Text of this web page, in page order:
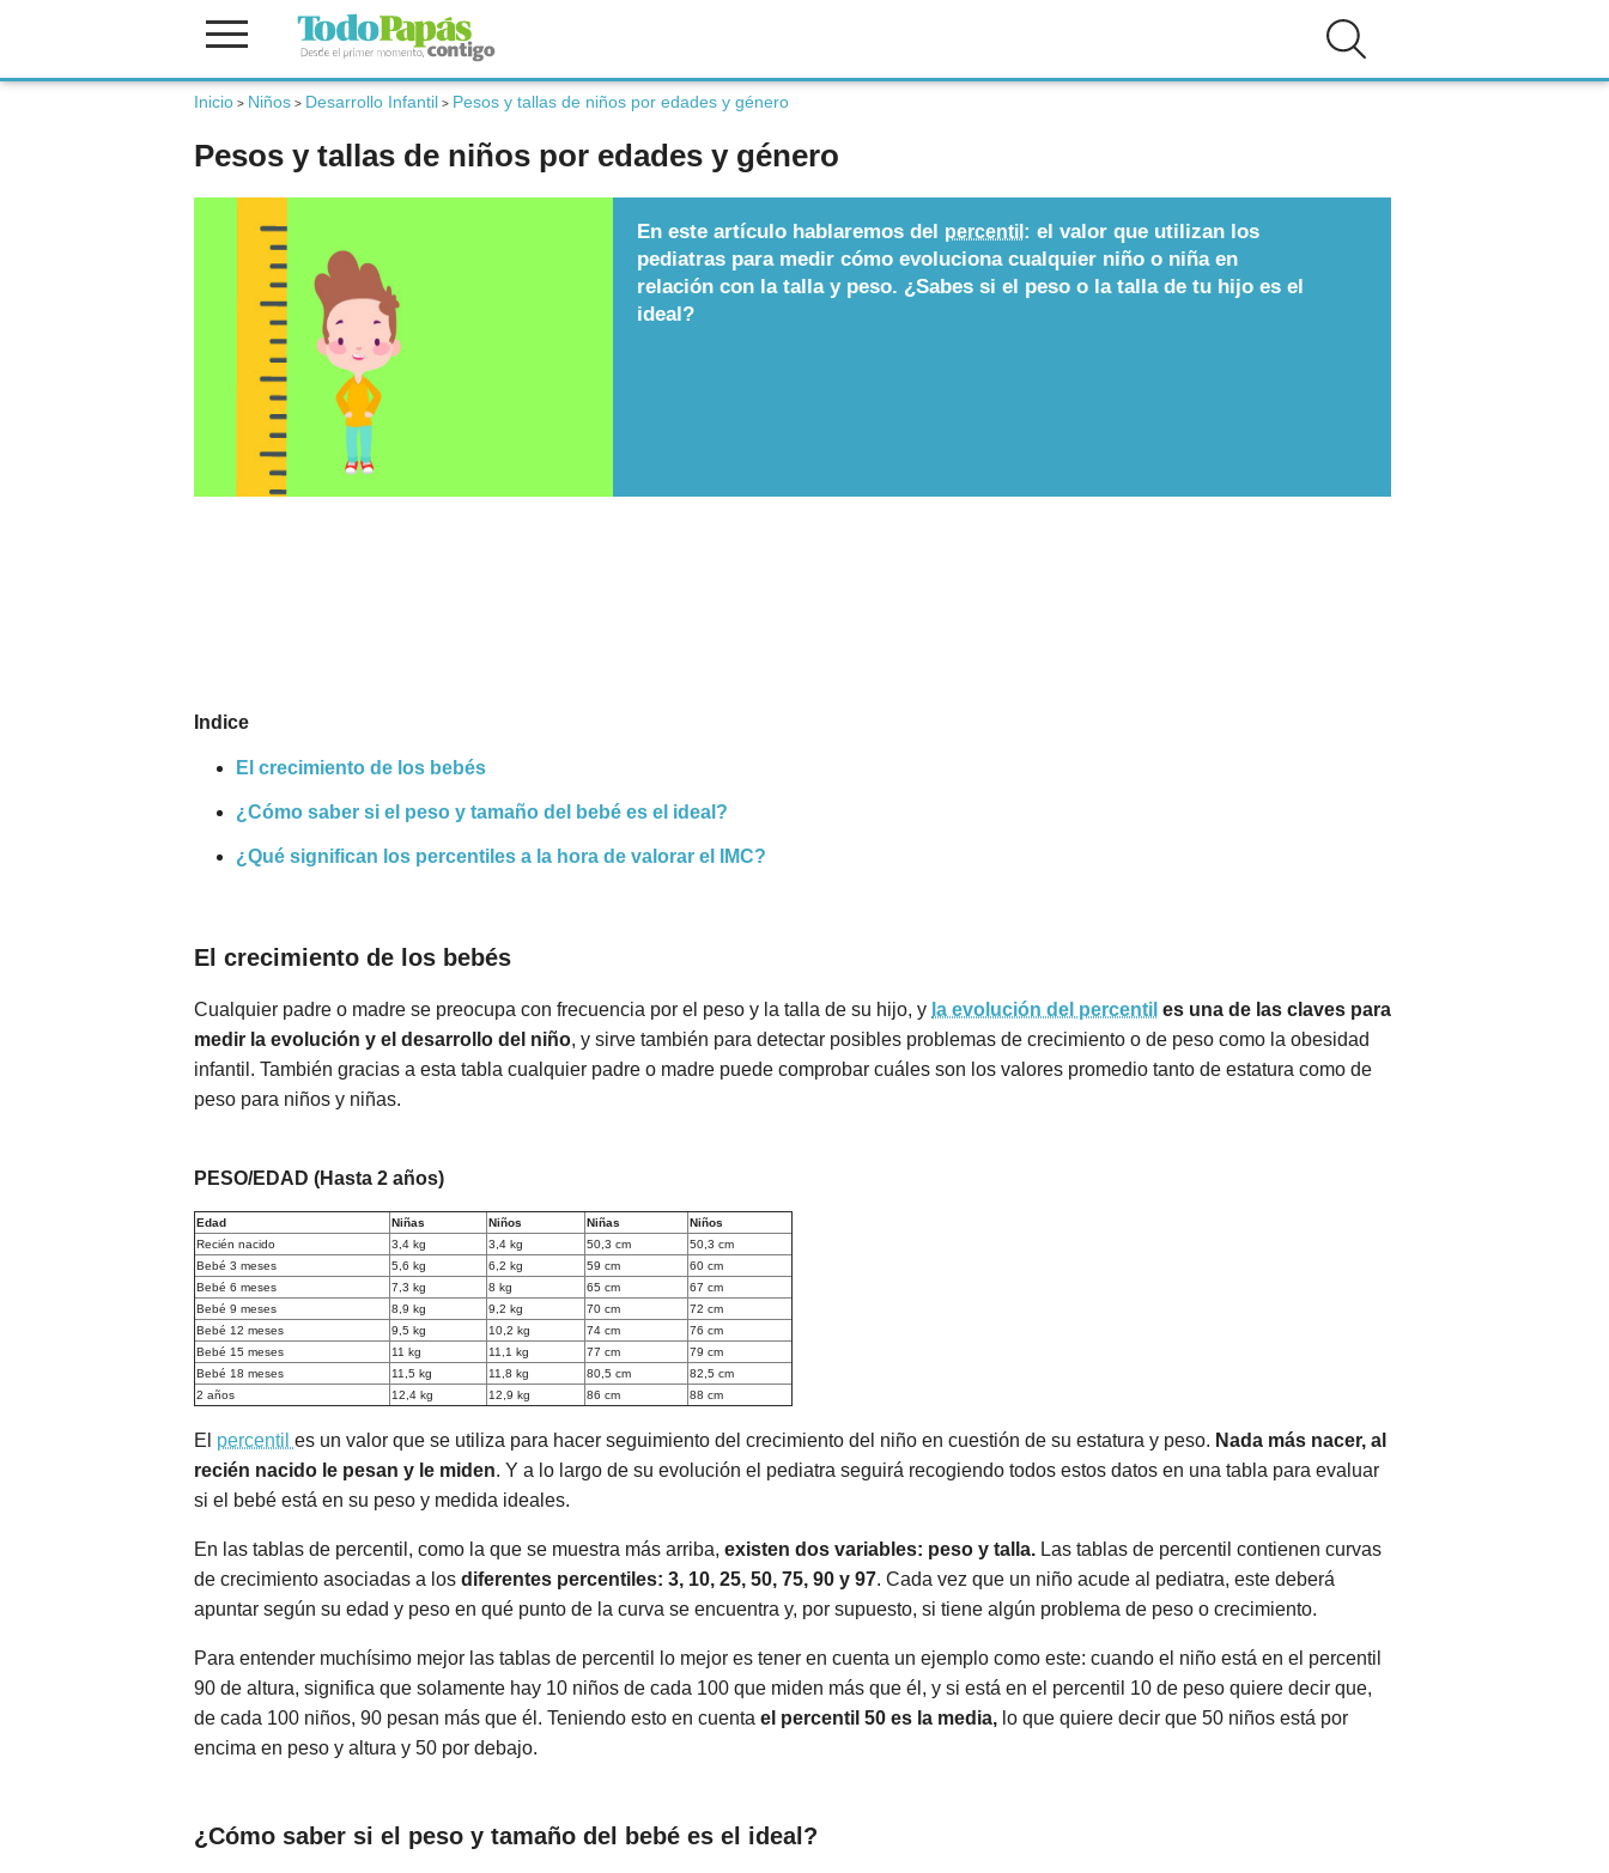
Inicio > Niños > Desarrollo Infantil > Pesos y tallas de niños por edades y género
Pesos y tallas de niños por edades y género
En este artículo hablaremos del percentil : el valor que utilizan los
pediatras para medir cómo evoluciona cualquier niño o niña en
relación con la talla y peso. ¿Sabes si el peso o la talla de tu hijo es el
ideal?
Indice
El crecimiento de los bebés
¿Cómo saber si el peso y tamaño del bebé es el ideal?
¿Qué significan los percentiles a la hora de valorar el IMC?
El crecimiento de los bebés
Cualquier padre o madre se preocupa con frecuencia por el peso y la talla de su hijo, y la evolución del percentil es una de las claves para
medir la evolución y el desarrollo del niño, y sirve también para detectar posibles problemas de crecimiento o de peso como la obesidad
infantil. También gracias a esta tabla cualquier padre o madre puede comprobar cuáles son los valores promedio tanto de estatura como de
peso para niños y niñas.
PESO/EDAD (Hasta 2 años)
Edad Niñas Niños Niñas
Niños
Recién nacido
3,4 kg 3,4 kg 50,3 cm
50,3 cm
Bebé 3 meses
5,6 kg 6,2 kg 59 cm
60 cm
Bebé 6 meses
7,3 kg 8 kg 65 cm
67 cm
Bebé 9 meses
8,9 kg 9,2 kg 70 cm
72 cm
Bebé 12 meses
9,5 kg 10,2 kg 74 cm
76 cm
Bebé 15 meses
11 kg 11,1 kg 77 cm
79 cm
Bebé 18 meses
11,5 kg 11,8 kg 80,5 cm
82,5 cm
2 años
12,4 kg 12,9 kg 86 cm 88 cm
El percentil es un valor que se utiliza para hacer seguimiento del crecimiento del niño en cuestión de su estatura y peso. Nada más nacer, al
recién nacido le pesan y le miden. Y a lo largo de su evolución el pediatra seguirá recogiendo todos estos datos en una tabla para evaluar
si el bebé está en su peso y medida ideales.
En las tablas de percentil, como la que se muestra más arriba, existen dos variables: peso y talla. Las tablas de percentil contienen curvas
de crecimiento asociadas a los diferentes percentiles: 3, 10, 25, 50, 75, 90 y 97. Cada vez que un niño acude al pediatra, este deberá
apuntar según su edad y peso en qué punto de la curva se encuentra y, por supuesto, si tiene algún problema de peso o crecimiento.
Para entender muchísimo mejor las tablas de percentil lo mejor es tener en cuenta un ejemplo como este: cuando el niño está en el percentil
90 de altura, significa que solamente hay 10 niños de cada 100 que miden más que él, y si está en el percentil 10 de peso quiere decir que,
de cada 100 niños, 90 pesan más que él. Teniendo esto en cuenta el percentil 50 es la media, lo que quiere decir que 50 niños está por
encima en peso y altura y 50 por debajo.
¿Cómo saber si el peso y tamaño del bebé es el ideal?